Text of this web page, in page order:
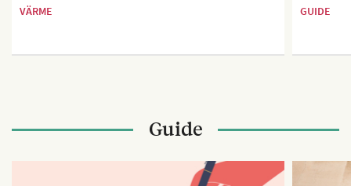
VÄRME GUIDE
Guide